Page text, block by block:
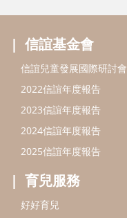
信誼基金會
信誼兒童發展國際研討會
2022信誼年度報告
2023信誼年度報告
2024信誼年度報告
2025信誼年度報告
育兒服務
好好育兒